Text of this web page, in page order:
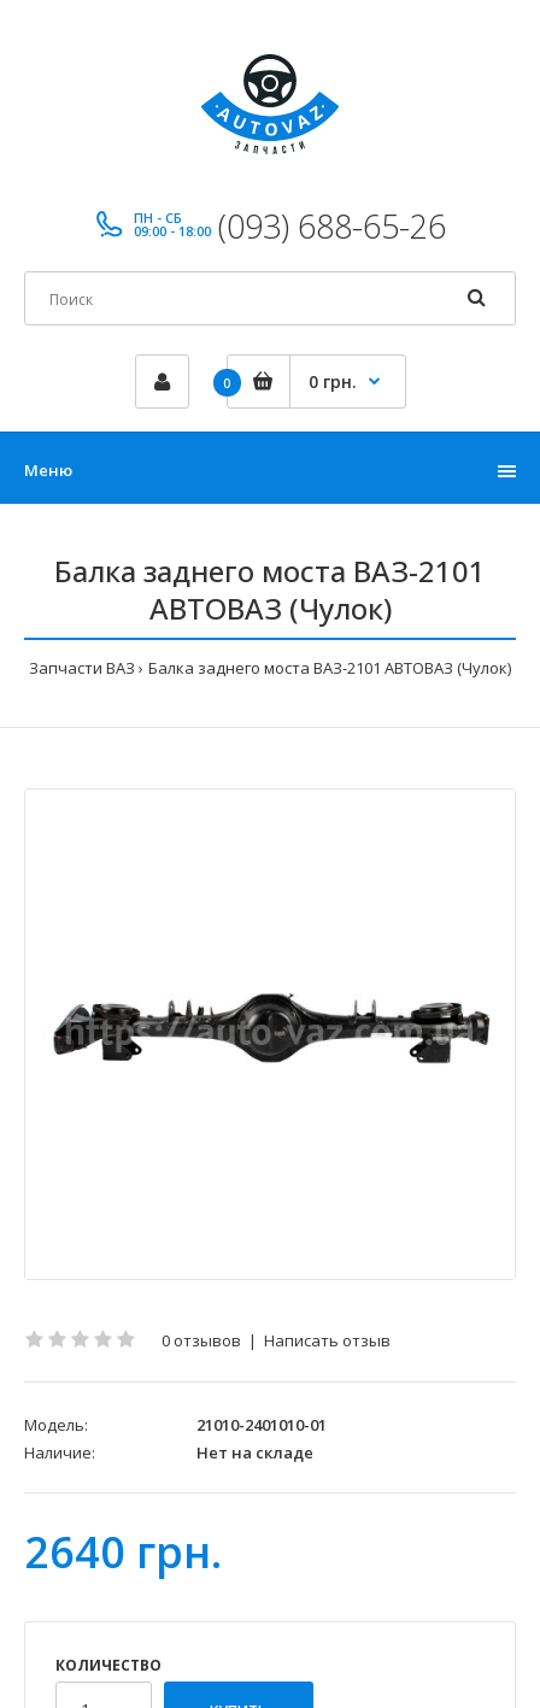
ПН - СБ
09:00 - 18:00 (093) 688-65-26
0 0 грн.
Меню
Балка заднего моста ВАЗ-2101
АВТОВАЗ (Чулок)
Запчасти ВАЗ Балка заднего моста ВАЗ-2101 АВТОВАЗ (Чулок)
0 отзывов | Написать отзыв
Модель:
21010-2401010-01
Наличие:
Нет на складе
2640 грн.
КОЛИЧЕСТВО